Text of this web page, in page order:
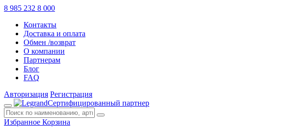
8 985 232 8 000
Контакты
Доставка и оплата
Обмен /возврат
О компании
Партнерам
Блог
FAQ
Авторизация Регистрация
Сертифицированный партнер
Избранное Корзина